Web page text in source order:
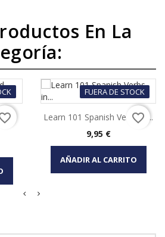
En La
FUERA DE STOCK
Learn 101 Spanish Verbs In...
Precio
9,95 €
AÑADIR AL CARRITO
favorite_border